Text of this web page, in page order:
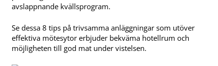
avslappnande kvällsprogram.
Se dessa 8 tips på trivsamma anläggningar som utöver
effektiva mötesytor erbjuder bekväma hotellrum och
möjligheten till god mat under vistelsen.